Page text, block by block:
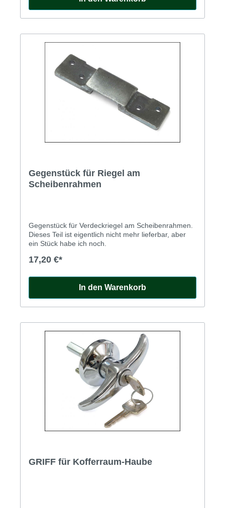
Gegenstück für Riegel am
Scheibenrahmen
Gegenstück für Verdeckriegel am Scheibenrahmen.
Dieses Teil ist eigentlich nicht mehr lieferbar, aber
ein Stück habe ich noch.
17,20 €*
In den Warenkorb
GRIFF für Kofferraum-Haube